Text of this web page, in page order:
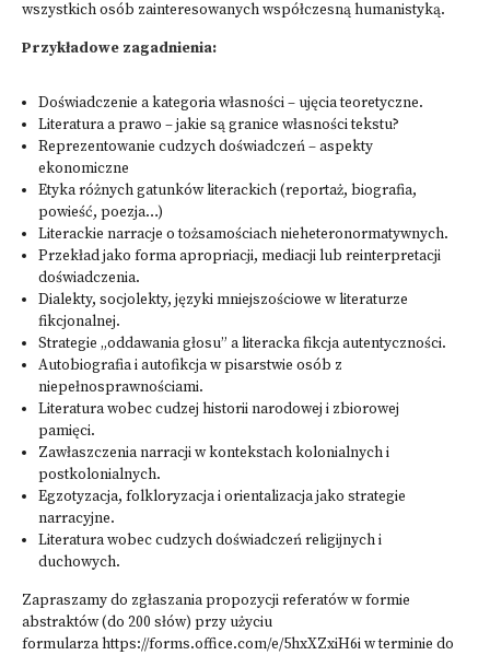
wszystkich osób zainteresowanych współczesną humanistyką.
Przykładowe zagadnienia:
Doświadczenie a kategoria własności – ujęcia teoretyczne.
Literatura a prawo – jakie są granice własności tekstu?
Reprezentowanie cudzych doświadczeń – aspekty
ekonomiczne
Etyka różnych gatunków literackich (reportaż, biografia,
powieść, poezja…)
Literackie narracje o tożsamościach nieheteronormatywnych.
Przekład jako forma apropriacji, mediacji lub reinterpretacji
doświadczenia.
Dialekty, socjolekty, języki mniejszościowe w literaturze
fikcjonalnej.
Strategie „oddawania głosu” a literacka fikcja autentyczności.
Autobiografia i autofikcja w pisarstwie osób z
niepełnosprawnościami.
Literatura wobec cudzej historii narodowej i zbiorowej
pamięci.
Zawłaszczenia narracji w kontekstach kolonialnych i
postkolonialnych.
Egzotyzacja, folkloryzacja i orientalizacja jako strategie
narracyjne.
Literatura wobec cudzych doświadczeń religijnych i
duchowych.
Zapraszamy do zgłaszania propozycji referatów w formie
abstraktów (do 200 słów) przy użyciu
formularzahttps://forms.office.com/e/5hxXZxiH6iw terminie do